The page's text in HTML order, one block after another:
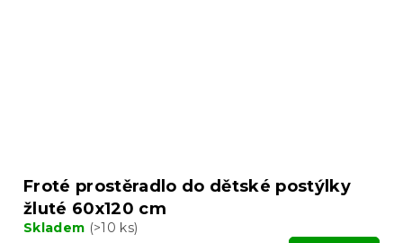
Froté prostěradlo do dětské postýlky
žluté 60x120 cm
Skladem (>10 ks)